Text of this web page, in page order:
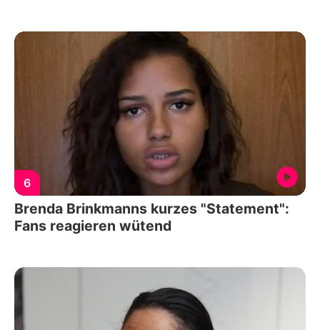
6
Brenda Brinkmanns kurzes "Statement":
Fans reagieren wütend